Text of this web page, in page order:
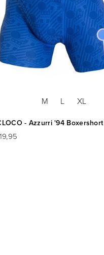
M L XL
- Azzurri '94 Boxershort